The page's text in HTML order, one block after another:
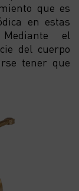
que es
en estas
el
del cuerpo
tener que